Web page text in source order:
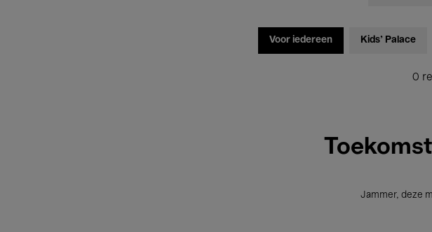
Voor iedereen Kids’ Palace
0
Jammer, deze